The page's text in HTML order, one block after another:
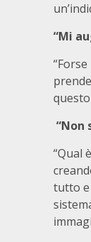
“Mi
“Non
“Qual
tutto e